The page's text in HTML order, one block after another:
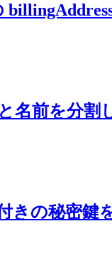
名前を分割
きの秘密鍵